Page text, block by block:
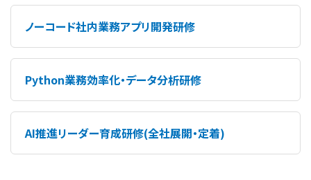
ノーコード社内業務アプリ開発研修
Python業務効率化・データ分析研修
AI推進リーダー育成研修(全社展開・定着)